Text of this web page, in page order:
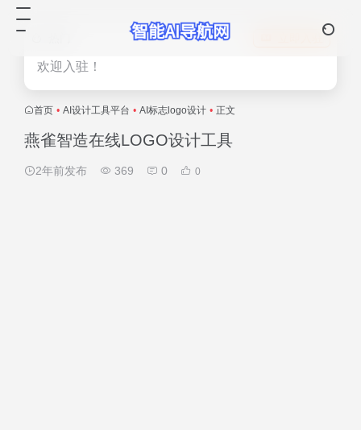
欢迎入驻！
首页 • AI设计工具平台 • AI标志logo设计 • 正文
燕雀智造在线LOGO设计工具
2年前发布 369 0 0